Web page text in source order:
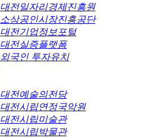
대전일자리경제진흥원
소상공인시장진흥공단
대전기업정보포털
대전실증플랫폼
외국인 투자유치
대전예술의전당
대전시립연정국악원
대전시립미술관
대전시립박물관